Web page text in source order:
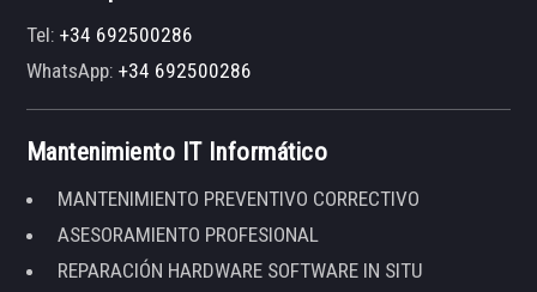
Tel:+34 692500286
WhatsApp:+34 692500286
Mantenimiento IT Informático
MANTENIMIENTO PREVENTIVO CORRECTIVO
ASESORAMIENTO PROFESIONAL
REPARACIÓN HARDWARE SOFTWARE IN SITU